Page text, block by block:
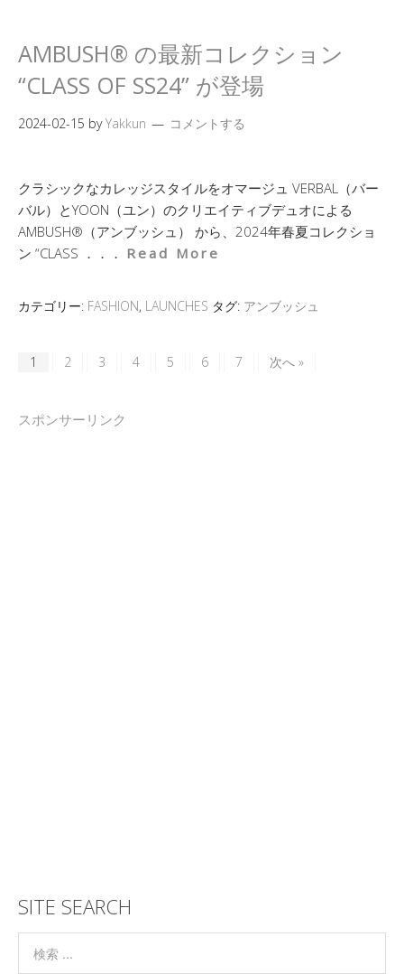
AMBUSH® の最新コレクション
“CLASS OF SS24” が登場
2024-02-15 byYakkun コメントする
クラシックなカレッジスタイルをオマージュ VERBAL（バー
バル）とYOON（ユン）のクリエイティブデュオによる
AMBUSH®（アンブッシュ） から、2024年春夏コレクショ
ン “CLASS ．．． Read More
カテゴリー: FASHION, LAUNCHES タグ: アンブッシュ
1 2 3 4 5 6 7 次へ »
スポンサーリンク
SITE SEARCH